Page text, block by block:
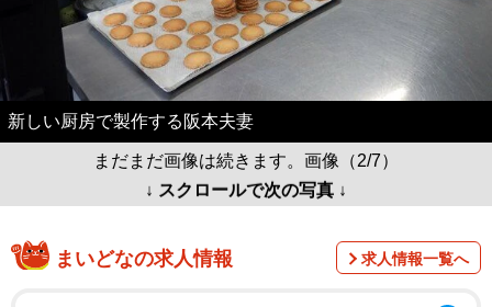
新しい厨房で製作する阪本夫妻
まだまだ画像は続きます。画像（2/7）
↓ スクロールで次の写真 ↓
まいどなの求人情報 求人情報一覧へ